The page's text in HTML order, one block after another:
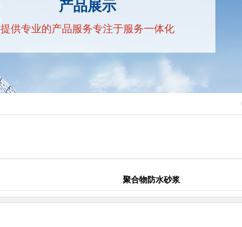
产品展示
提供专业的产品服务专注于服务一体化
聚合物防水砂浆